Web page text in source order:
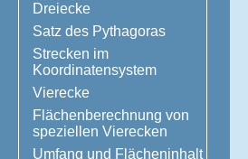
Dreiecke
Satz des Pythagoras
Strecken im
Koordinatensystem
Vierecke
Flächenberechnung von
speziellen Vierecken
Umfang und Flächeninhalt